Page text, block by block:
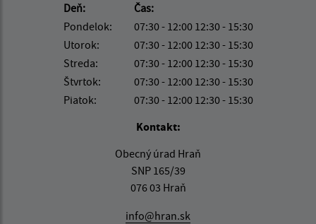
Deň:
Čas:
Pondelok:
07:30 - 12:00 12:30 - 15:30
Utorok:
07:30 - 12:00 12:30 - 15:30
Streda:
07:30 - 12:00 12:30 - 15:30
Štvrtok:
07:30 - 12:00 12:30 - 15:30
Piatok:
07:30 - 12:00 12:30 - 15:30
Kontakt:
Obecný úrad Hraň
SNP 165/39
076 03 Hraň
info@hran.sk